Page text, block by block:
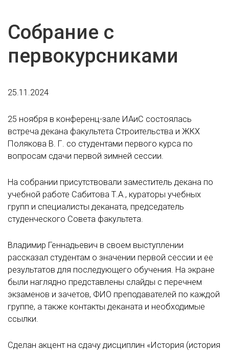
Собрание с
первокурсниками
25.11.2024
25 ноября в конференц-зале ИАиС состоялась
встреча декана факультета Строительства и ЖКХ
Полякова В. Г. со студентами первого курса по
вопросам сдачи первой зимней сессии.
На собрании присутствовали заместитель декана по
учебной работе Сабитова Т.А., кураторы учебных
групп и специалисты деканата, председатель
студенческого Совета факультета.
Владимир Геннадьевич в своем выступлении
рассказал студентам о значении первой сессии и ее
результатов для последующего обучения. На экране
были наглядно представлены слайды с перечнем
экзаменов и зачетов, ФИО преподавателей по каждой
группе, а также контакты деканата и необходимые
ссылки.
Сделан акцент на сдачу дисциплин «История (история